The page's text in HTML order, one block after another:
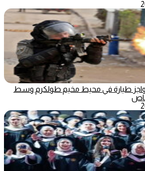
طيارة في محيط مخيم طولكرم وسط